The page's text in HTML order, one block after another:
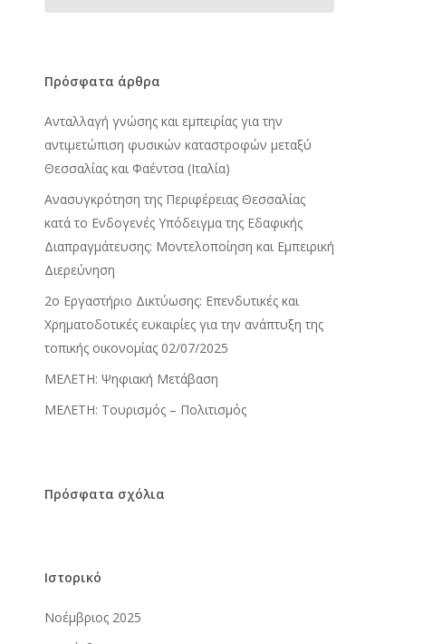
Πρόσφατα άρθρα
Ανταλλαγή γνώσης και εμπειρίας για την
αντιμετώπιση φυσικών καταστροφών μεταξύ
Θεσσαλίας και Φαέντσα (Ιταλία)
Ανασυγκρότηση της Περιφέρειας Θεσσαλίας
κατά το Ενδογενές Υπόδειγμα της Εδαφικής
Διαπραγμάτευσης: Μοντελοποίηση και Εμπειρική
Διερεύνηση
2ο Εργαστήριο Δικτύωσης: Επενδυτικές και
Χρηματοδοτικές ευκαιρίες για την ανάπτυξη της
τοπικής οικονομίας 02/07/2025
ΜΕΛΕΤΗ: Ψηφιακή Μετάβαση
ΜΕΛΕΤΗ: Τουρισμός – Πολιτισμός
Πρόσφατα σχόλια
Ιστορικό
Νοέμβριος 2025